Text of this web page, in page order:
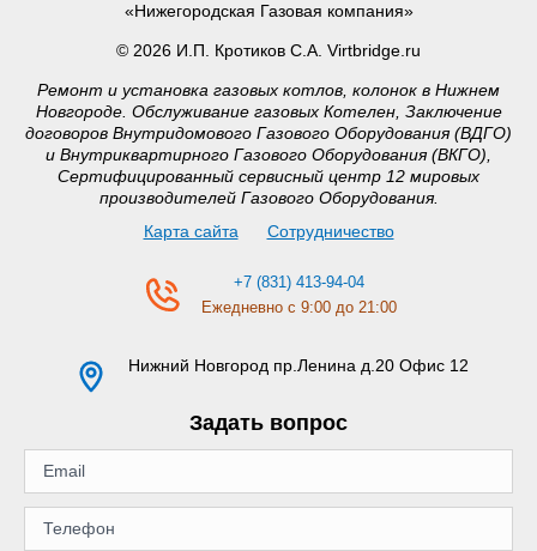
«Нижегородская Газовая компания»
© 2026 И.П. Кротиков С.А. Virtbridge.ru
Ремонт и установка газовых котлов, колонок в Нижнем
Новгороде. Обслуживание газовых Котелен, Заключение
договоров Внутридомового Газового Оборудования (ВДГО)
и Внутриквартирного Газового Оборудования (ВКГО),
Сертифицированный сервисный центр 12 мировых
производителей Газового Оборудования.
Карта сайта
Сотрудничество
+7 (831) 413-94-04
Ежедневно с 9:00 до 21:00
Нижний Новгород пр.Ленина д.20 Офис 12
Задать вопрос